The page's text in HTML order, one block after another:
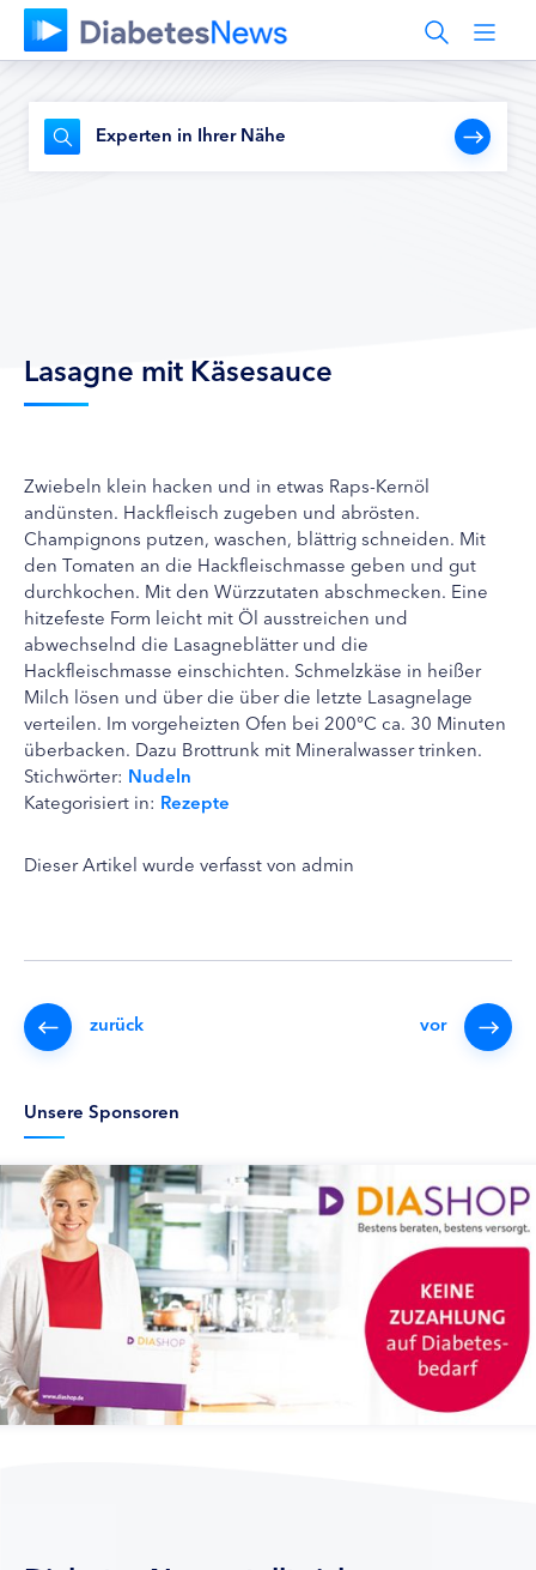
Experten in Ihrer Nähe
Lasagne mit Käsesauce
Zwiebeln klein hacken und in etwas Raps-Kernöl
andünsten. Hackfleisch zugeben und abrösten.
Champignons putzen, waschen, blättrig schneiden. Mit
den Tomaten an die Hackfleischmasse geben und gut
durchkochen. Mit den Würzzutaten abschmecken. Eine
hitzefeste Form leicht mit Öl ausstreichen und
abwechselnd die Lasagneblätter und die
Hackfleischmasse einschichten. Schmelzkäse in heißer
Milch lösen und über die über die letzte Lasagnelage
verteilen. Im vorgeheizten Ofen bei 200°C ca. 30 Minuten
überbacken. Dazu Brottrunk mit Mineralwasser trinken.
Stichwörter: Nudeln
Kategorisiert in: Rezepte
Dieser Artikel wurde verfasst von admin
zurück vor
Unsere Sponsoren